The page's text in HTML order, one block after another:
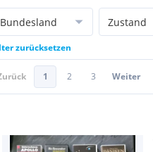
Bundesland Zustand
zurücksetzen
1 2 3 Weiter